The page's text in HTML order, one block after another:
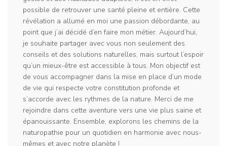
possible de retrouver une santé pleine et entière. Cette
révélation a allumé en moi une passion débordante, au
point que j’ai décidé d’en faire mon métier. Aujourd’hui,
je souhaite partager avec vous non seulement des
conseils et des solutions naturelles, mais surtout l’espoir
qu’un mieux-être est accessible à tous. Mon objectif est
de vous accompagner dans la mise en place d’un mode
de vie qui respecte votre constitution profonde et
s’accorde avec les rythmes de la nature. Merci de me
rejoindre dans cette aventure vers une vie plus saine et
épanouissante. Ensemble, explorons les chemins de la
naturopathie pour un quotidien en harmonie avec nous-
mêmes et avec notre planète !